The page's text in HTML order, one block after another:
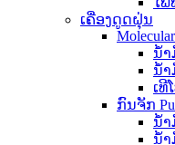
ເຄື່ອງດູດຝຸ່ນ
ນ້ຳ
ນໍ້າ
ເທີ
ກົນຈັກ
ນ້ຳ
ນໍ້າ